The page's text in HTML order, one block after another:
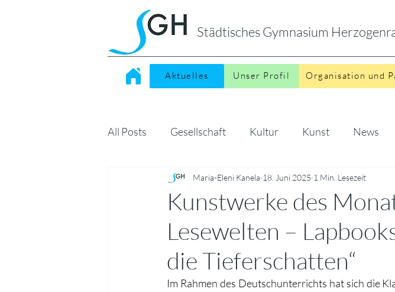
Städtisches Gymnasium
Aktuelles Unser Profil Organisation und
All Posts Gesellschaft Kultur Kunst News
Sonstiges MINT Kino
Kunstwerke des
Lesewelten –
die Tieferschatten“
Maria-Eleni Kanela 18. Juni 2025 1 Min. Lesezeit
Im Rahmen des Deutschunterrichts hat sich die